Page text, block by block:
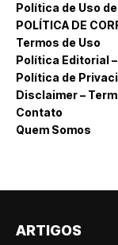
Política de Uso
POLÍTICA DE
Termos de Uso
Política Editorial
Política de
Disclaimer –
Contato
Quem Somos
ARTIGOS